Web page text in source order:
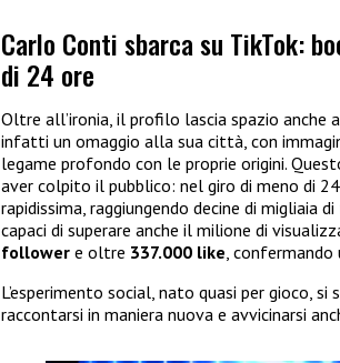
Carlo Conti sbarca su TikTok:
di 24 ore
Oltre all’ironia, il profilo lascia spazio anche
infatti un omaggio alla sua città, con
legame profondo con le proprie origini.
aver colpito il pubblico: nel giro di meno di
rapidissima, raggiungendo decine di migliaia
capaci di superare anche il milione di
follower e oltre 337.000 like, confermando
L’esperimento social, nato quasi per gioco,
raccontarsi in maniera nuova e avvicinarsi